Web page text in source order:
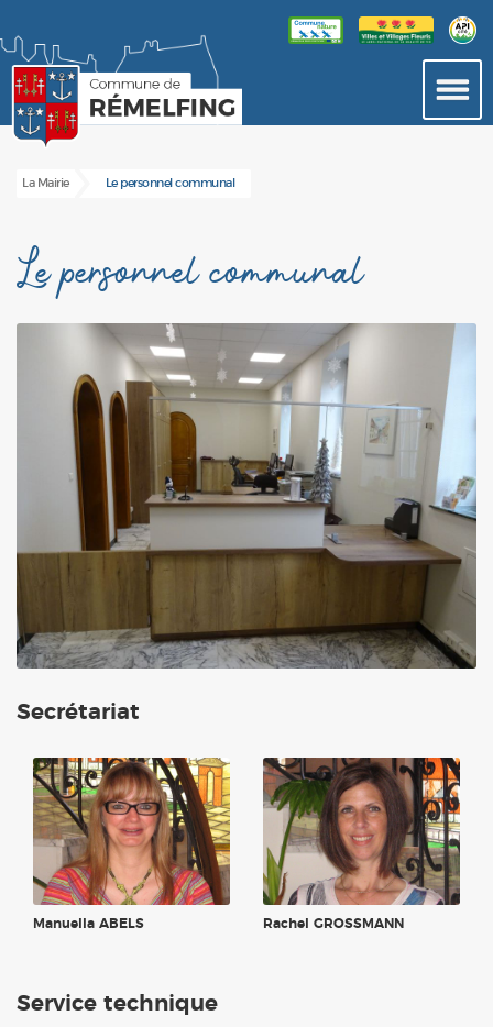
La Mairie Le personnel communal
Le personnel communal
Secrétariat
Manuella ABELS Rachel GROSSMANN
Service technique